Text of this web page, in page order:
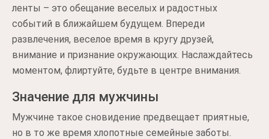
ленты – это обещание веселых и радостных
событий в ближайшем будущем. Впереди
развлечения, веселое время в кругу друзей,
внимание и признание окружающих. Наслаждайтесь
моментом, флиртуйте, будьте в центре внимания.
Значение для мужчины
Мужчине такое сновидение предвещает приятные,
но в то же время хлопотные семейные заботы.